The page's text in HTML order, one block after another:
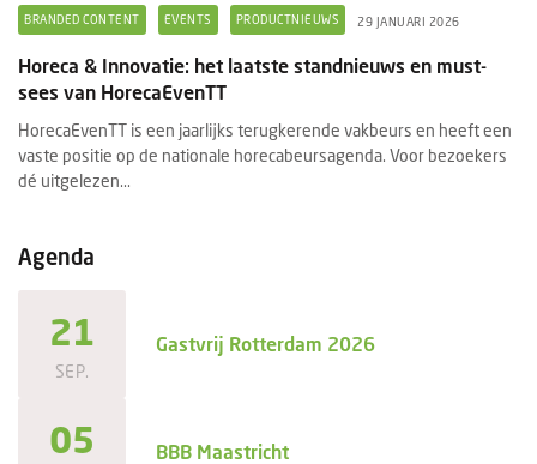
BRANDED CONTENT EVENTS PRODUCTNIEUWS 29 JANUARI 2026
Horeca & Innovatie: het laatste standnieuws en must-
sees van HorecaEvenTT
HorecaEvenTT is een jaarlijks terugkerende vakbeurs en heeft een
vaste positie op de nationale horecabeursagenda. Voor bezoekers
dé uitgelezen...
Agenda
21
SEP.
Gastvrij Rotterdam 2026
05 BBB Maastricht